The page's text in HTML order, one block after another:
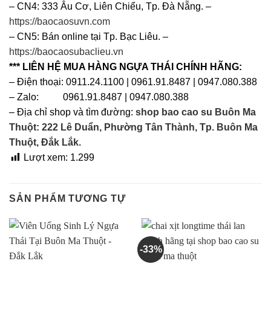
– CN4: 333 Âu Cơ, Liên Chiểu, Tp. Đà Nẵng. –
https://baocaosuvn.com
– CN5: Bán online tại Tp. Bạc Liêu. –
https://baocaosubaclieu.vn
*** LIÊN HỆ MUA HÀNG NGỰA THÁI CHÍNH HÃNG:
– Điện thoại: 0911.24.1100 | 0961.91.8487 | 0947.080.388
– Zalo: 0961.91.8487 | 0947.080.388
– Địa chỉ shop và tìm đường: shop bao cao su Buôn Ma
Thuột: 222 Lê Duẩn, Phường Tân Thành, Tp. Buôn Ma
Thuột, Đắk Lắk.
Lượt xem: 1.299
SẢN PHẨM TƯƠNG TỰ
-33%